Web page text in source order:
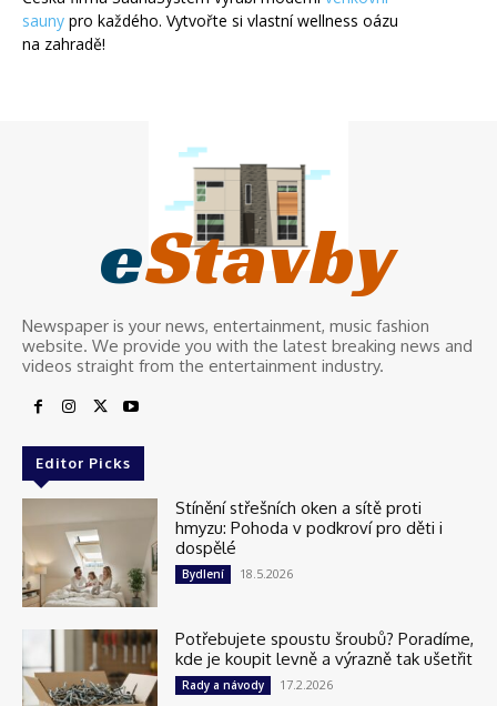
sauny pro každého. Vytvořte si vlastní wellness oázu
na zahradě!
eStavby
Newspaper is your news, entertainment, music fashion
website. We provide you with the latest breaking news and
videos straight from the entertainment industry.
Editor Picks
Stínění střešních oken a sítě proti
hmyzu: Pohoda v podkroví pro děti i
dospělé
Bydlení 18.5.2026
Potřebujete spoustu šroubů? Poradíme,
kde je koupit levně a výrazně tak ušetřit
Rady a návody 17.2.2026